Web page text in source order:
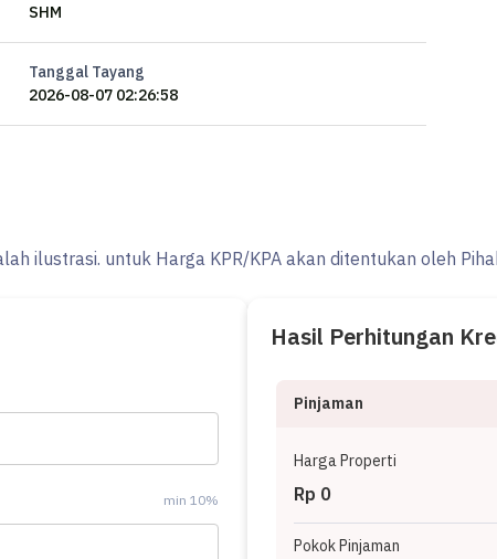
ke berbagai fasilitas Surabaya Barat.
SHM
Tanggal Tayang
2026-08-07 02:26:58
ilustrasi. untuk Harga KPR/KPA akan ditentukan oleh
min 10%
Hasil Perhitungan
Pinjaman
Harga Properti
Rp 0
Pokok Pinjaman